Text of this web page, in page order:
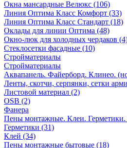
Окна мансардные Велюкс (106)
Линия Оптима Класс Комфорт (33)
Линия Оптима Класс Стандарт (18)
Оклады для линии Оптима (48)
Окно-люк для холодных чердаков
Стеклосетки фасадные (10)
Стройматериалы
Стройматериалы
Аквапанель. Файерборд. Клинео.
Ленты, скотчи, серпянки, сетки
Листовой материал (2)
OSB (2)
Фанера
Пены монтажные. Клеи. Герметики.
Герметики (31)
Клей (34)
Пены монтажные бытовые (18)